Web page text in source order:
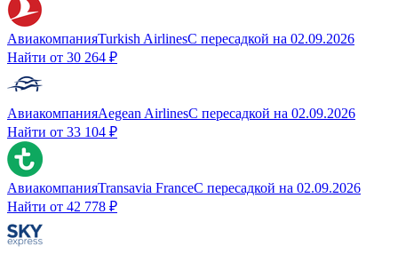
АвиакомпанияTurkish AirlinesС пересадкой на 02.09.2026
Найти от 30 264 ₽
АвиакомпанияAegean AirlinesС пересадкой на 02.09.2026
Найти от 33 104 ₽
АвиакомпанияTransavia FranceС пересадкой на 02.09.2026
Найти от 42 778 ₽